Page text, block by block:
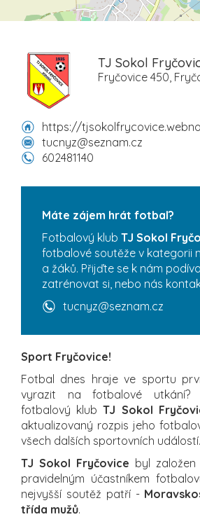
TJ Sokol
Fryčovice 450,
https://
tucnyz@seznam.cz
602481140
Máte zájem hrát fotbal?
Fotbalový klub TJ Sokol
fotbalové soutěže v kategorii
a žáků. Přijďte se k nám
zatrénovat si, nebo nás
tucnyz@seznam.cz
Sport Fryčovice!
Fotbal dnes hraje ve sportu
vyrazit na fotbalové utkání?
fotbalový klubTJ Sokol
aktualizovaný rozpis jeho
všech dalších sportovních
TJ Sokol Fryčovice byl
pravidelným účastníkem
nejvyšší soutěž patří -
třída mužů.